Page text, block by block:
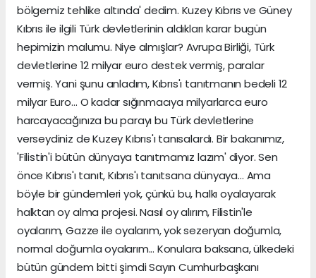
bölgemiz tehlike altında' dedim. Kuzey Kıbrıs ve Güney
Kıbrıs ile ilgili Türk devletlerinin aldıkları karar bugün
hepimizin malumu. Niye almışlar? Avrupa Birliği, Türk
devletlerine 12 milyar euro destek vermiş, paralar
vermiş. Yani şunu anladım, Kıbrıs'ı tanıtmanın bedeli 12
milyar Euro… O kadar sığınmacıya milyarlarca euro
harcayacağınıza bu parayı bu Türk devletlerine
verseydiniz de Kuzey Kıbrıs'ı tanısalardı. Bir bakanımız,
'Filistin'i bütün dünyaya tanıtmamız lazım' diyor. Sen
önce Kıbrıs'ı tanıt, Kıbrıs'ı tanıtsana dünyaya… Ama
böyle bir gündemleri yok, çünkü bu, halkı oyalayarak
halktan oy alma projesi. Nasıl oy alırım, Filistin'le
oyalarım, Gazze ile oyalarım, yok sezeryan doğumla,
normal doğumla oyalarım... Konulara baksana, ülkedeki
bütün gündem bitti şimdi Sayın Cumhurbaşkanı